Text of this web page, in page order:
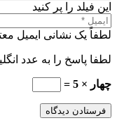
این فیلد را پر کنید
لطفاً یک نشانی ایمیل
لطفا پاسخ را به عدد
چهار × 5 =
فرستادن دیدگاه